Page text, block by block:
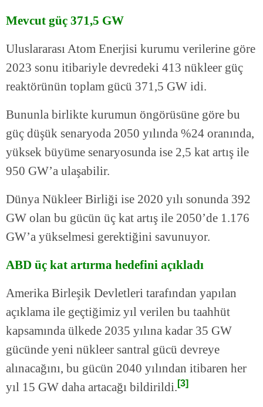
Mevcut güç 371,5 GW
Uluslararası Atom Enerjisi kurumu verilerine göre
2023 sonu itibariyle devredeki 413 nükleer güç
reaktörünün toplam gücü 371,5 GW idi.
Bununla birlikte kurumun öngörüsüne göre bu
güç düşük senaryoda 2050 yılında %24 oranında,
yüksek büyüme senaryosunda ise 2,5 kat artış ile
950 GW’a ulaşabilir.
Dünya Nükleer Birliği ise 2020 yılı sonunda 392
GW olan bu gücün üç kat artış ile 2050’de 1.176
GW’a yükselmesi gerektiğini savunuyor.
ABD üç kat artırma hedefini açıkladı
Amerika Birleşik Devletleri tarafından yapılan
açıklama ile geçtiğimiz yıl verilen bu taahhüt
kapsamında ülkede 2035 yılına kadar 35 GW
gücünde yeni nükleer santral gücü devreye
alınacağını, bu gücün 2040 yılından itibaren her
yıl 15 GW daha artacağı bildirildi. [3]